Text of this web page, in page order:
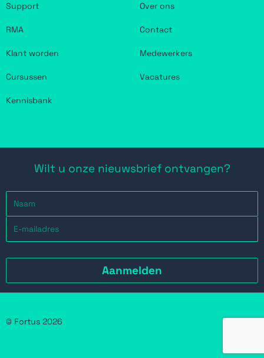
Support
RMA
Klant worden
Cursussen
Kennisbank
Over ons
Contact
Medewerkers
Vacatures
Wilt u onze nieuwsbrief ontvangen?
© Fortus 2026